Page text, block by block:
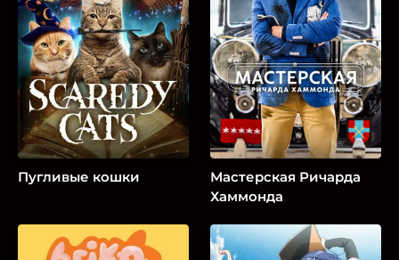
Пугливые кошки
Мастерская Ричарда
Хаммонда